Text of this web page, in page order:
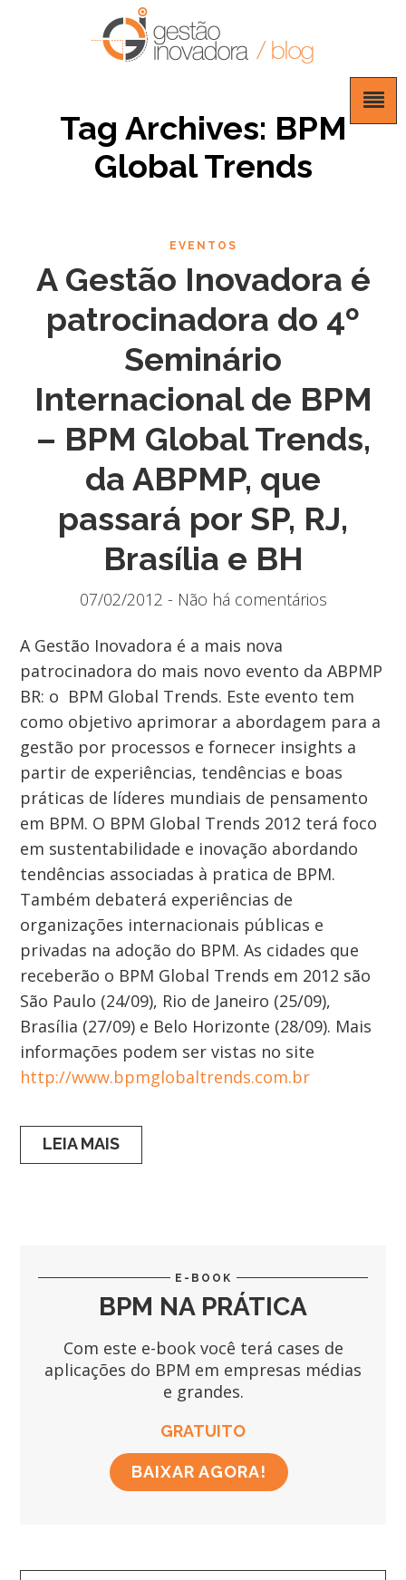
Tag Archives: BPM
Global Trends
EVENTOS
A Gestão Inovadora é
patrocinadora do 4º
Seminário
Internacional de BPM
– BPM Global Trends,
da ABPMP, que
passará por SP, RJ,
Brasília e BH
07/02/2012 - Não há comentários
A Gestão Inovadora é a mais nova
patrocinadora do mais novo evento da ABPMP
BR: o BPM Global Trends. Este evento tem
como objetivo aprimorar a abordagem para a
gestão por processos e fornecer insights a
partir de experiências, tendências e boas
práticas de líderes mundiais de pensamento
em BPM. O BPM Global Trends 2012 terá foco
em sustentabilidade e inovação abordando
tendências associadas à pratica de BPM.
Também debaterá experiências de
organizações internacionais públicas e
privadas na adoção do BPM. As cidades que
receberão o BPM Global Trends em 2012 são
São Paulo (24/09), Rio de Janeiro (25/09),
Brasília (27/09) e Belo Horizonte (28/09). Mais
informações podem ser vistas no site
http://www.bpmglobaltrends.com.br
LEIA MAIS
E-BOOK
BPM NA PRÁTICA
Com este e-book você terá cases de
aplicações do BPM em empresas médias
e grandes.
GRATUITO
BAIXAR AGORA!